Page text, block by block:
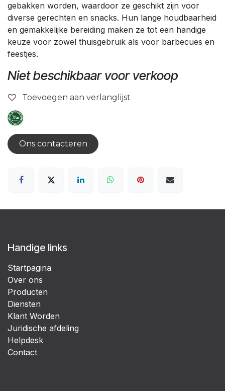
gebakken worden, waardoor ze geschikt zijn voor
diverse gerechten en snacks. Hun lange houdbaarheid
en gemakkelijke bereiding maken ze tot een handige
keuze voor zowel thuisgebruik als voor barbecues en
feestjes.
Niet beschikbaar voor verkoop
Toevoegen aan verlanglijst
Ons contacteren
Handige links
Startpagina
Over ons
Producten
Diensten
Klant Worden
Juridische afdeling
Helpdesk
Contact